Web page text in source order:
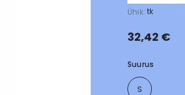
Ühik: tk
32,42 €
Suurus
S